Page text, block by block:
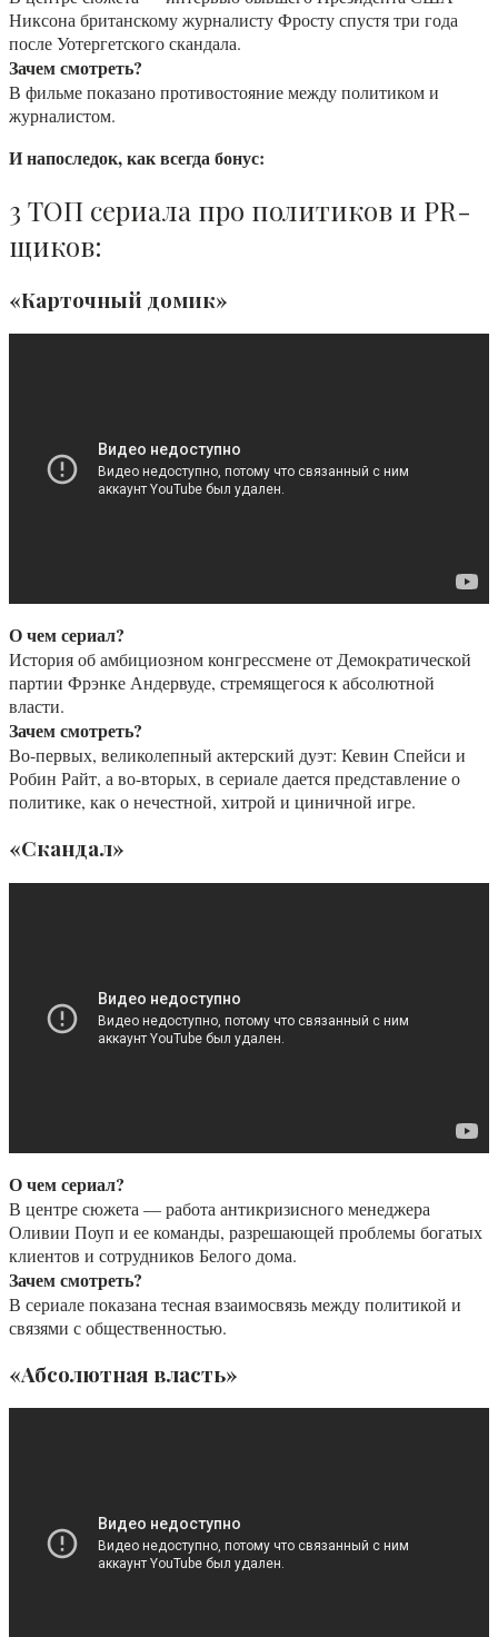
Никсона британскому журналисту Фросту спустя три года
после Уотергетского скандала.
Зачем смотреть?
В фильме показано противостояние между политиком и
журналистом.
И напоследок, как всегда бонус:
3 ТОП сериала про политиков и PR-
щиков:
«Карточный домик»
О чем сериал?
История об амбициозном конгрессмене от Демократической
партии Фрэнке Андервуде, стремящегося к абсолютной
власти.
Зачем смотреть?
Во-первых, великолепный актерский дуэт: Кевин Спейси и
Робин Райт, а во-вторых, в сериале дается представление о
политике, как о нечестной, хитрой и циничной игре.
«Скандал»
О чем сериал?
В центре сюжета — работа антикризисного менеджера
Оливии Поуп и ее команды, разрешающей проблемы богатых
клиентов и сотрудников Белого дома.
Зачем смотреть?
В сериале показана тесная взаимосвязь между политикой и
связями с общественностью.
«Абсолютная власть»